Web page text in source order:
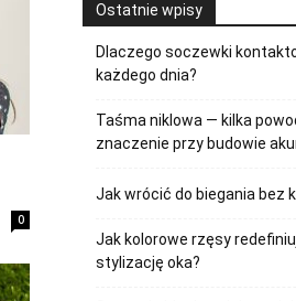
0
Ostatnie wpisy
Dlaczego soczewki
każdego dnia?
Taśma niklowa — kilka
znaczenie przy budowie
Jak wrócić do biegania bez
Jak kolorowe rzęsy
stylizację oka?